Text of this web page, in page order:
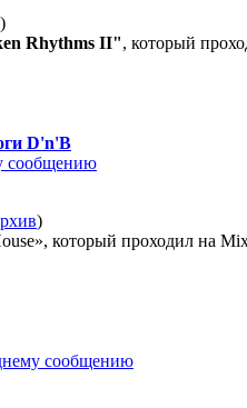
)
Rhythms II", который
D'n'B
)
который проходил на